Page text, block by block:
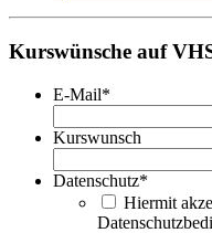
Kurswünsche auf
E-Mail*
Kurswunsch
Datenschutz*
Hiermit